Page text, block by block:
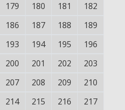
179 180 181
182
186 187 188
189
193 194 195
196
200 201 202
203
207 208 209
210
214 215 216
217